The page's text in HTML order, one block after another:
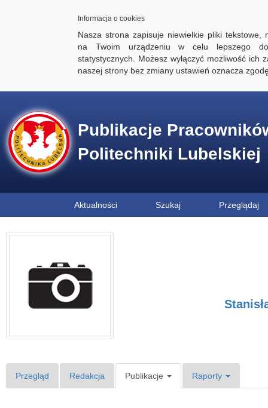
Informacja o cookies
Nasza strona zapisuje niewielkie pliki tekstowe,
na Twoim urządzeniu w celu lepszego
statystycznych. Możesz wyłączyć możliwość ich
naszej strony bez zmiany ustawień oznacza
Publikacje
Politechniki Lubelskiej
Aktualności Szukaj Przeglądaj
Przegląd Redakcja Publikacje Raporty